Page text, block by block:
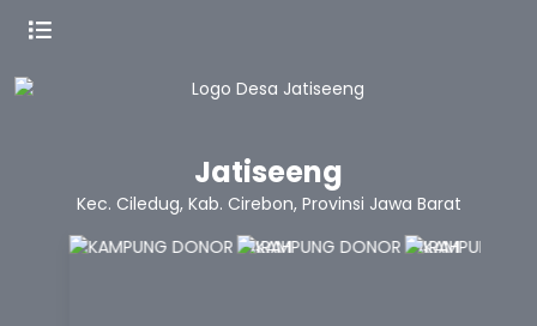
Jatiseeng
Kec. Ciledug, Kab. Cirebon, Provinsi Jawa Barat